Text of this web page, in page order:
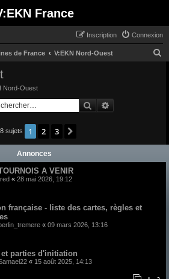
France
Connexion
Inscription
de France V:EKN Nord-Ouest
Nord-Ouest
Rechercher
sujets 1 2 3
Annonces
A VENIR
« 28 mai 2026, 19:12
française - liste des cartes, règles et
« 09 mars 2026, 13:16
parties d'initiation
« 15 août 2025, 14:13